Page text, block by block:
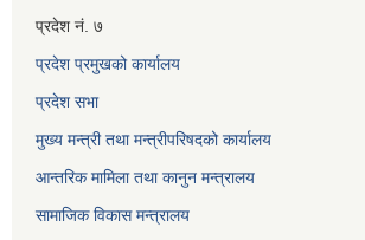
प्रदेश नं. ७
प्रदेश प्रमुखको कार्यालय
प्रदेश सभा
मुख्य मन्त्री तथा मन्त्रीपरिषदको कार्यालय
आन्तरिक मामिला तथा कानुन मन्त्रालय
सामाजिक विकास मन्त्रालय